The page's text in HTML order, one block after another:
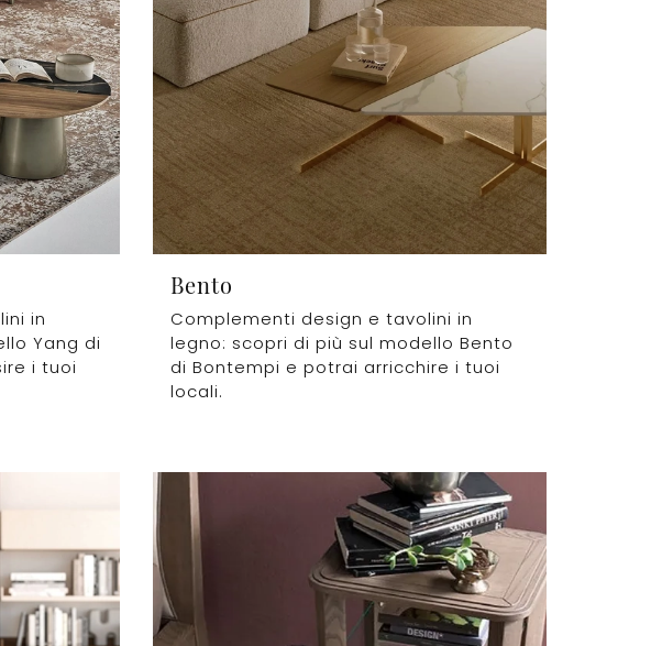
in
Yang di
i tuoi
Bento
Complementi design e tavolini in
legno: scopri di più sul modello Bento
di Bontempi e potrai arricchire i tuoi
locali.